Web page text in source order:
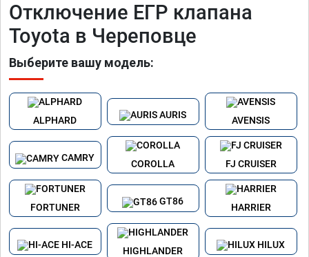
Отключение ЕГР клапана
Toyota в Череповце
Выберите вашу модель:
ALPHARD
AURIS
AVENSIS
CAMRY
COROLLA FJ CRUISER
FORTUNER
GT86
HARRIER
HI-ACE
HIGHLANDER
HILUX